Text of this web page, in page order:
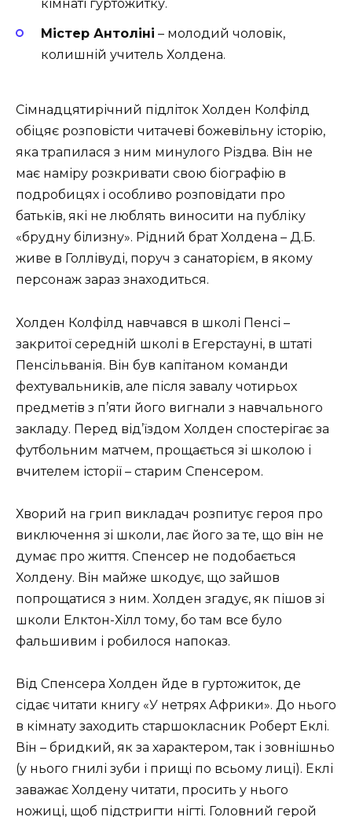
кімнаті гуртожитку.
Містер Антоліні – молодий чоловік,
колишній учитель Холдена.
Сімнадцятирічний підліток Холден Колфілд
обіцяє розповісти читачеві божевільну історію,
яка трапилася з ним минулого Різдва. Він не
має наміру розкривати свою біографію в
подробицях і особливо розповідати про
батьків, які не люблять виносити на публіку
«брудну білизну». Рідний брат Холдена – Д.Б.
живе в Голлівуді, поруч з санаторієм, в якому
персонаж зараз знаходиться.
Холден Колфілд навчався в школі Пенсі –
закритої середній школі в Егерстауні, в штаті
Пенсільванія. Він був капітаном команди
фехтувальників, але після завалу чотирьох
предметів з п’яти його вигнали з навчального
закладу. Перед від’їздом Холден спостерігає за
футбольним матчем, прощається зі школою і
вчителем історії – старим Спенсером.
Хворий на грип викладач розпитує героя про
виключення зі школи, лає його за те, що він не
думає про життя. Спенсер не подобається
Холдену. Він майже шкодує, що зайшов
попрощатися з ним. Холден згадує, як пішов зі
школи Елктон-Хілл тому, бо там все було
фальшивим і робилося напоказ.
Від Спенсера Холден йде в гуртожиток, де
сідає читати книгу «У нетрях Африки». До нього
в кімнату заходить старшокласник Роберт Еклі.
Він – бридкий, як за характером, так і зовнішньо
(у нього гнилі зуби і прищі по всьому лиці). Еклі
заважає Холдену читати, просить у нього
ножиці, щоб підстригти нігті. Головний герой